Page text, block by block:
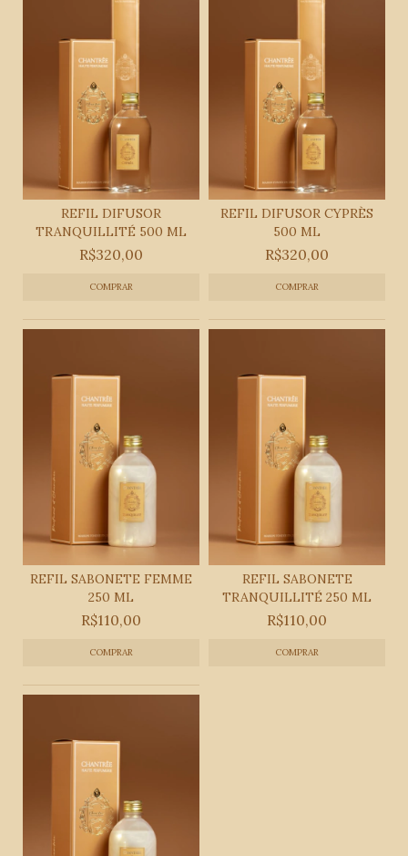
REFIL DIFUSOR
TRANQUILLITÉ 500 ML
R$320,00
REFIL DIFUSOR CYPRÈS
500 ML
R$320,00
REFIL SABONETE FEMME
250 ML
R$110,00
REFIL SABONETE
TRANQUILLITÉ 250 ML
R$110,00